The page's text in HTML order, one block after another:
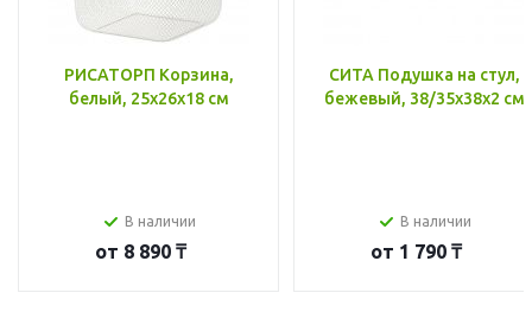
РИСАТОРП Корзина,
белый, 25x26x18 см
В наличии
от 8 890 ₸
СИТА Подушка на стул,
бежевый, 38/35x38x2 см
В наличии
от 1 790 ₸